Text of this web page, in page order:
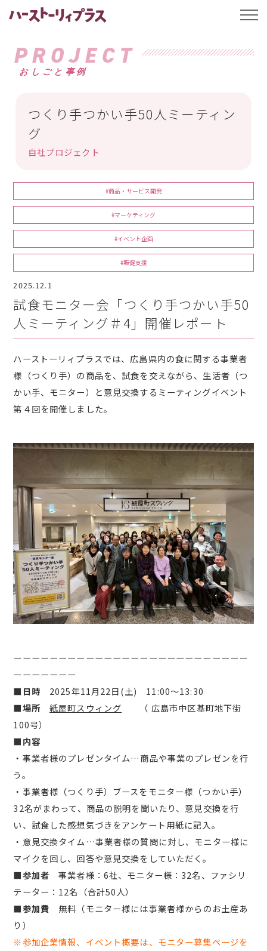
ハーストーリィプ
PROJECT
おしごと事例
つくり手つかい手50人ミーティン
グ
自社プロジェクト
#商品・サービス開発
#マーケティング
#イベント企画
#販促支援
2025.12.1
試食モニター会「つくり手つかい手50
人ミーティング＃4」開催レポート
ハーストーリィプラスでは、広島県内の食に関する事業者
様（つくり手）の商品を、試食を交えながら、生活者（つ
かい手、モニター）と意見交換するミーティングイベント
第４回を開催しました。
ーーーーーーーーーーーーーーーーーーーーーーーーーー
ーーーーーーー
■日時 2025年11月22日(土) 11:00～13:30
■場所
紙屋町スウィング （ 広島市中区基町地下街
100号）
■内容
・事業者様のプレゼンタイム…商品や事業のプレゼンを行
う。
・事業者様（つくり手）ブースをモニター様（つかい手）
32名がまわって、商品の説明を聞いたり、意見交換を行
い、試食した感想気づきをアンケート用紙に記入。
・意見交換タイム…事業者様の質問に対し、モニター様に
マイクを回し、回答や意見交換をしていただく。
■参加者 事業者様：6社、モニター様：32名、ファシリ
テーター：12名（合計50人）
■参加費 無料（モニター様には事業者様からのお土産あ
り）
※参加企業情報、イベント概要は、モニター募集ページを
t
l